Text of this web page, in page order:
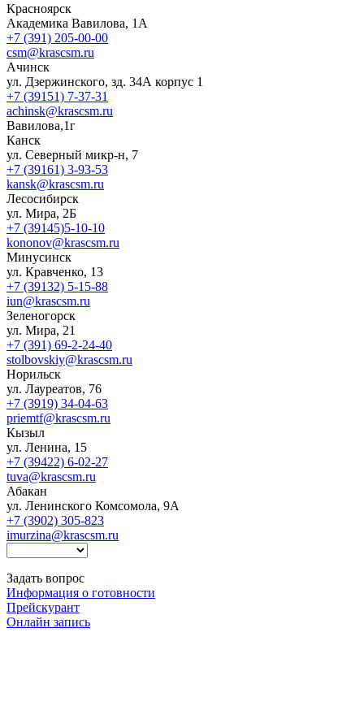
Красноярск
Академика Вавилова, 1А
+7 (391) 205-00-00
csm@krascsm.ru
Ачинск
ул. Дзержинского, зд. 34А корпус 1
+7 (39151) 7-37-31
achinsk@krascsm.ru
Вавилова,1г
Канск
ул. Северный микр-н, 7
+7 (39161) 3-93-53
kansk@krascsm.ru
Лесосибирск
ул. Мира, 2Б
+7 (39145)5-10-10
kononov@krascsm.ru
Минусинск
ул. Кравченко, 13
+7 (39132) 5-15-88
iun@krascsm.ru
Зеленогорск
ул. Мира, 21
+7 (391) 69-2-24-40
stolbovskiy@krascsm.ru
Норильск
ул. Лауреатов, 76
+7 (3919) 34-04-63
priemtf@krascsm.ru
Кызыл
ул. Ленина, 15
+7 (39422) 6-02-27
tuva@krascsm.ru
Абакан
ул. Ленинского Комсомола, 9А
+7 (3902) 305-823
imurzina@krascsm.ru
Задать вопрос
Информация о готовности
Прейскурант
Онлайн запись